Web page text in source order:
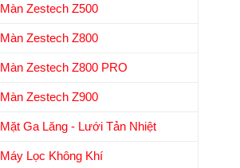
Màn Zestech Z500
Màn Zestech Z800
Màn Zestech Z800 PRO
Màn Zestech Z900
Mặt Ga Lăng - Lưới Tản Nhiệt
Máy Lọc Không Khí